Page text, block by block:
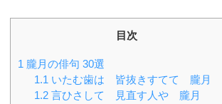
目次
1 朧月の俳句 30選
1.1 いたむ歯は 皆抜きすてて 朧月
1.2 言ひさして 見直す人や 朧月